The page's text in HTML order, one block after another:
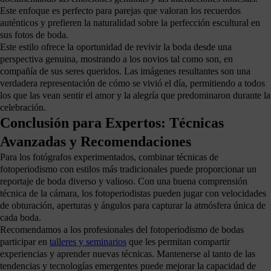
Este enfoque es perfecto para parejas que valoran los recuerdos
auténticos y prefieren la naturalidad sobre la perfección escultural en
sus fotos de boda.
Este estilo ofrece la oportunidad de revivir la boda desde una
perspectiva genuina, mostrando a los novios tal como son, en
compañía de sus seres queridos. Las imágenes resultantes son una
verdadera representación de cómo se vivió el día, permitiendo a todos
los que las vean sentir el amor y la alegría que predominaron durante la
celebración.
Conclusión para Expertos: Técnicas
Avanzadas y Recomendaciones
Para los fotógrafos experimentados, combinar técnicas de
fotoperiodismo con estilos más tradicionales puede proporcionar un
reportaje de boda diverso y valioso. Con una buena comprensión
técnica de la cámara, los fotoperiodistas pueden jugar con velocidades
de obturación, aperturas y ángulos para capturar la atmósfera única de
cada boda.
Recomendamos a los profesionales del fotoperiodismo de bodas
participar en talleres y seminarios que les permitan compartir
experiencias y aprender nuevas técnicas. Mantenerse al tanto de las
tendencias y tecnologías emergentes puede mejorar la capacidad de